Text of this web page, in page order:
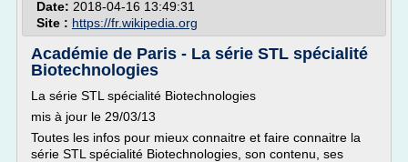
Date: 2018-04-16 13:49:31
Site : https://fr.wikipedia.org
Académie de Paris - La série STL spécialité
Biotechnologies
La série STL spécialité Biotechnologies
mis à jour le 29/03/13
Toutes les infos pour mieux connaitre et faire connaitre la
série STL spécialité Biotechnologies, son contenu, ses